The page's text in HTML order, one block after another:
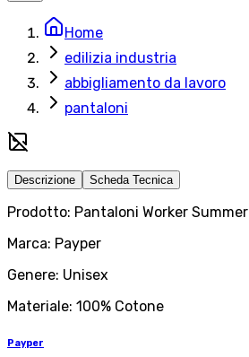
Home
edilizia industria
abbigliamento da lavoro
pantaloni
Descrizione Scheda Tecnica
Prodotto: Pantaloni Worker Summer
Marca: Payper
Genere: Unisex
Materiale: 100% Cotone
Payper